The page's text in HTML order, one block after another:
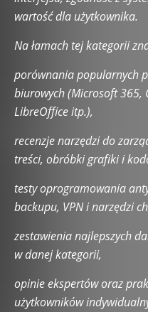
Low-Code i No-Code
Microsoft
Microsoft Word
Nowoczesne
Odkryj świat AI
Open Source
Programowanie i kodowanie
Pytania od Czytelników
Rozwiązania mobilne
Startupy technologiczne
Strefa
Sztuczna inteligencja w biznesie
Technologie VRAR
Testy i recenzje oprogramowania
UXUI Design
WordPress
Zrównoważone technologie
wartość dla użytkownika.
Na łamach tej kategorii
porównania popularnych
biurowych (Microsoft 365,
LibreOffice itp.),
recenzje narzędzi do
treści, obróbki grafiki i
testy oprogramowania
backupu, VPN i narzędzi
zestawienia najlepszych
w danej kategorii,
opinie ekspertów oraz
użytkowników